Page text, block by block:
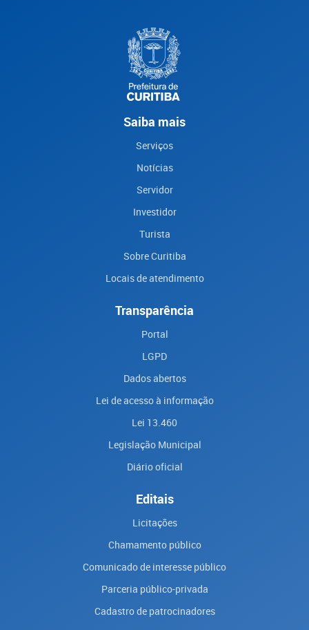
Saiba mais
Serviços
Notícias
Servidor
Investidor
Turista
Sobre Curitiba
Locais de atendimento
Transparência
Portal
LGPD
Dados abertos
Lei de acesso à informação
Lei 13.460
Legislação Municipal
Diário oficial
Editais
Licitações
Chamamento público
Comunicado de interesse público
Parceria público-privada
Cadastro de patrocinadores